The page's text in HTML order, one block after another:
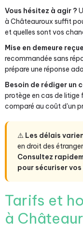
Vous hésitez à agir ?
à Châteauroux suffit
et quelles sont vos
Mise en demeure reçue
recommandée sans
prépare une réponse
Besoin de rédiger un
protège en cas de litige
comparé au coût d'un
⚠️ Les délais
en droit des
Consultez
pour sécuriser
Tarifs et
à